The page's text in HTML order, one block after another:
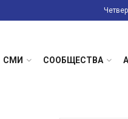
СМИ СООБЩЕСТВА